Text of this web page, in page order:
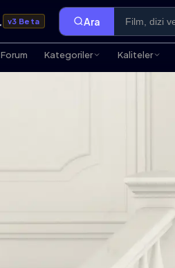
v3 Beta Ara
Forum Kategoriler Kaliteler